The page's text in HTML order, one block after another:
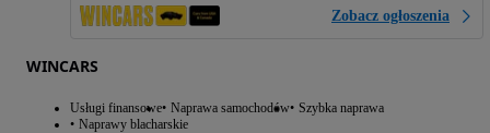
Zobacz ogłoszenia
WINCARS
Usługi finansowe Naprawa samochodów Szybka naprawa
Naprawy blacharskie